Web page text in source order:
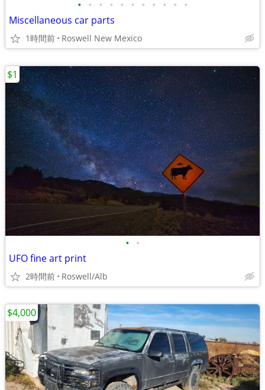
• • • • • • • • • • •
Miscellaneous car parts
1時間前 Roswell New Mexico
• •
UFO fine art print
2時間前 Roswell/Alb
$1
$4,000